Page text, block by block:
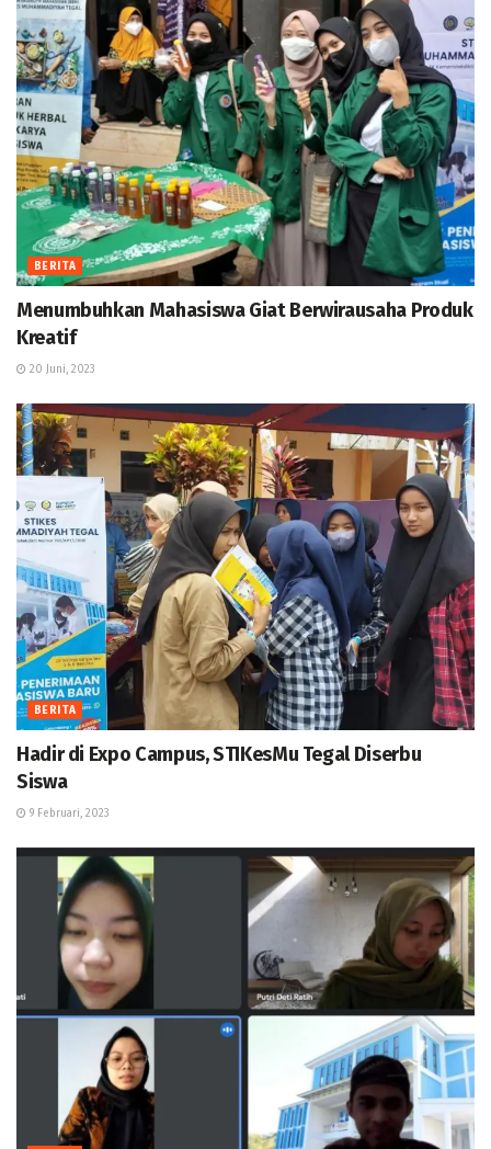
BERITA
Menumbuhkan Mahasiswa Giat Berwirausaha Produk
Kreatif
20 Juni, 2023
BERITA
Hadir di Expo Campus, STIKesMu Tegal Diserbu
Siswa
9 Februari, 2023